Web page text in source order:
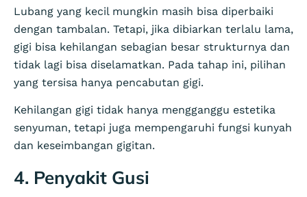
Lubang yang kecil mungkin masih bisa diperbaiki
dengan tambalan. Tetapi, jika dibiarkan terlalu lama,
gigi bisa kehilangan sebagian besar strukturnya dan
tidak lagi bisa diselamatkan. Pada tahap ini, pilihan
yang tersisa hanya pencabutan gigi.
Kehilangan gigi tidak hanya mengganggu estetika
senyuman, tetapi juga mempengaruhi fungsi kunyah
dan keseimbangan gigitan.
4. Penyakit Gusi